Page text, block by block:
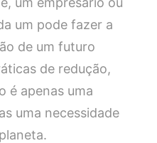
um pode fazer a
de um futuro
de redução,
é apenas uma
uma necessidade